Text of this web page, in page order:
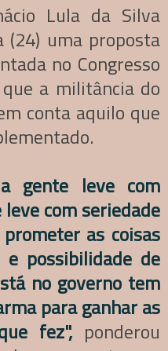
Lula da Silva
uma proposta
no Congresso
a militância do
conta aquilo que
gente leve com
com seriedade
as coisas
possibilidade de
no governo tem
para ganhar as
fez",ponderou